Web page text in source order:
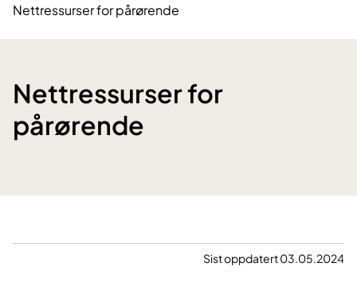
Nettressurser for pårørende
Nettressurser for
pårørende
Sist oppdatert 03.05.2024